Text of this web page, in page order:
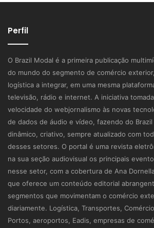
Perfil
O Brazil Modal é a primeira publicação
do mundo do segmento de comércio
logística a integrar, em uma mesma
televisão, rádio e internet. A iniciativa
velocidade do webjornalismo às novas
de dados de áudio e vídeo, fazendo do
dinâmico, criativo, sempre atualizado com
desses setores. O portal é uma revista
na sua seção audiovisual os principais
nesse setor, com a cobertura de Ana
que oferece um conteúdo editorial
segmentos que movimentam o comércio
diariamente. Logística, Transportes,
Portos, aeroportos, Eadis, empresas de